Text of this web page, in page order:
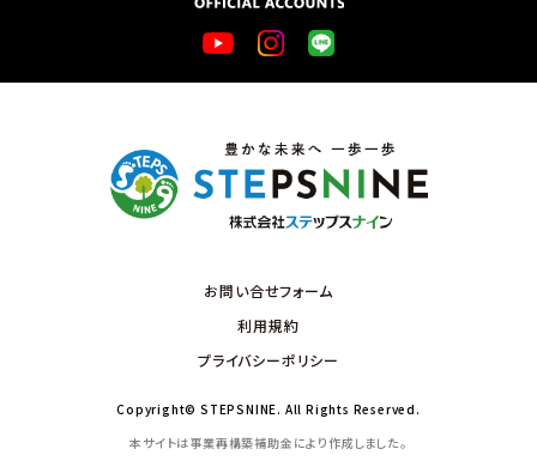
お問い合せフォーム
利用規約
プライバシーポリシー
Copyright© STEPSNINE. All Rights Reserved.
本サイトは事業再構築補助金により作成しました。